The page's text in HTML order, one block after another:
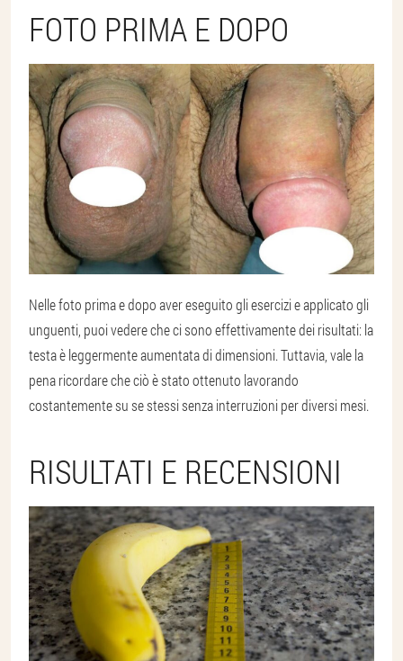
FOTO PRIMA E DOPO
Nelle foto prima e dopo aver eseguito gli esercizi e applicato gli
unguenti, puoi vedere che ci sono effettivamente dei risultati: la
testa è leggermente aumentata di dimensioni. Tuttavia, vale la
pena ricordare che ciò è stato ottenuto lavorando
costantemente su se stessi senza interruzioni per diversi mesi.
RISULTATI E RECENSIONI